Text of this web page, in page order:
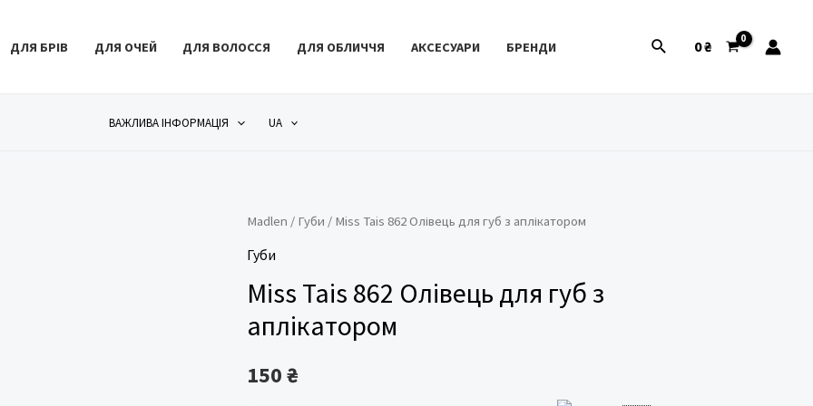
ДЛЯ БРІВ ДЛЯ ОЧЕЙ ДЛЯ ВОЛОССЯ ДЛЯ ОБЛИЧЧЯ АКСЕСУАРИ БРЕНДИ Пошук0₴
ВАЖЛИВА ІНФОРМАЦІЯ UA
Madlen / Губи / Miss Tais 862 Олівець для губ з аплікатором
Губи
Miss Tais 862 Олівець для губ з
аплікатором
150₴